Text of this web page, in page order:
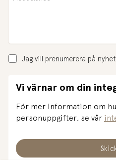
Jag vill prenumerera på
Vi värnar om din
För mer information om
personuppgifter, se vår